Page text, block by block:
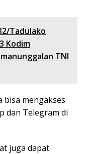
Tadulako
Kodim
TNI
bisa mengakses
dan Telegram di
juga dapat